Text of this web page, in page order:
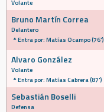
Volante
Bruno Martín Correa
Delantero
Entra por: Matías Ocampo (76')
Alvaro González
Volante
Entra por: Matías Cabrera (87')
Sebastián Boselli
Defensa